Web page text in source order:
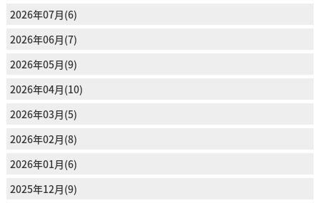
2026年07月(6)
2026年06月(7)
2026年05月(9)
2026年04月(10)
2026年03月(5)
2026年02月(8)
2026年01月(6)
2025年12月(9)